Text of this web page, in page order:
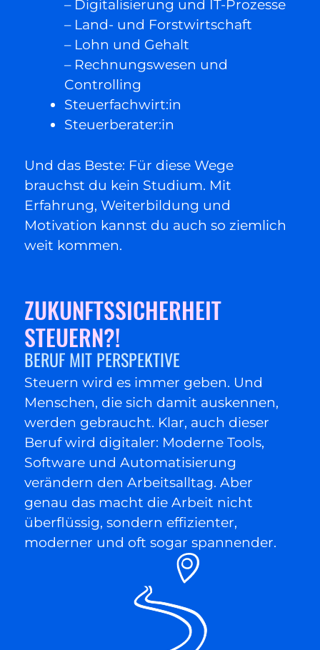
– Digitalisierung und IT-Prozesse
– Land- und Forstwirtschaft
– Lohn und Gehalt
– Rechnungswesen und
Controlling
Steuerfachwirt:in
Steuerberater:in
Und das Beste: Für diese Wege
brauchst du kein Studium. Mit
Erfahrung, Weiterbildung und
Motivation kannst du auch so ziemlich
weit kommen.
ZUKUNFTSSICHERHEIT
STEUERN?!
BERUF MIT PERSPEKTIVE
Steuern wird es immer geben. Und
Menschen, die sich damit auskennen,
werden gebraucht. Klar, auch dieser
Beruf wird digitaler: Moderne Tools,
Software und Automatisierung
verändern den Arbeitsalltag. Aber
genau das macht die Arbeit nicht
überflüssig, sondern effizienter,
moderner und oft sogar spannender.